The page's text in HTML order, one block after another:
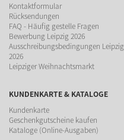
Kontaktformular
Rücksendungen
FAQ - Häufig gestelle Fragen
Bewerbung Leipzig 2026
Ausschreibungsbedingungen Leipzig
2026
Leipziger Weihnachtsmarkt
KUNDENKARTE & KATALOGE
Kundenkarte
Geschenkgutscheine kaufen
Kataloge (Online-Ausgaben)